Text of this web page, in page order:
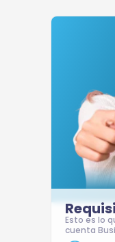
Esto es lo
cuenta